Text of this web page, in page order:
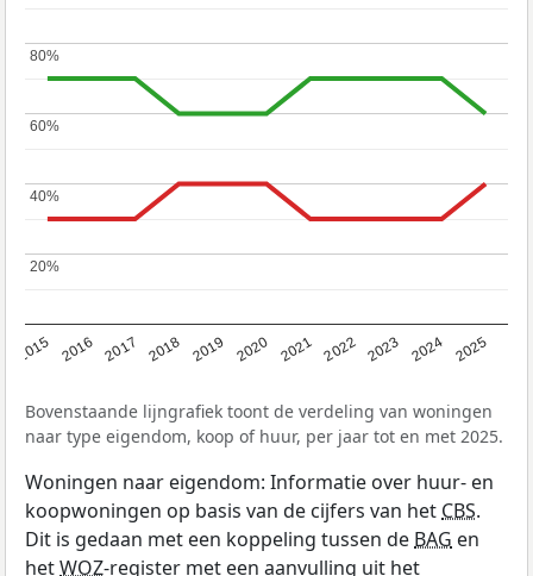
2015 2016 2017 2018 2019 2020 2021 2022 2023 2024 2025
20%
20%
40%
40%
60%
60%
80%
80%
Bovenstaande lijngrafiek toont de verdeling van woningen
naar type eigendom, koop of huur, per jaar tot en met 2025.
Woningen naar eigendom: Informatie over huur- en
koopwoningen op basis van de cijfers van het CBS.
Dit is gedaan met een koppeling tussen de BAG en
hetWOZ-register met een aanvulling uit het